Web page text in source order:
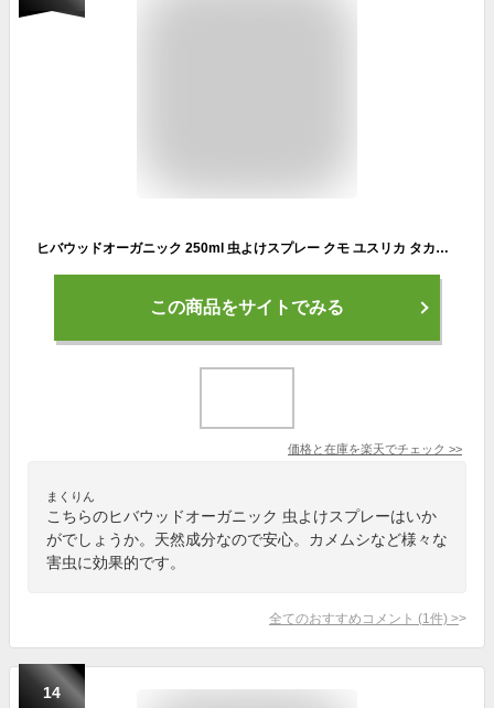
ヒバウッドオーガニック 250ml 虫よけスプレー クモ ユスリカ タカラダニ チョウバエ カメムシ
この商品をサイトでみる
価格と在庫を楽天でチェック >>
まくりん
こちらのヒバウッドオーガニック 虫よけスプレーはいか
がでしょうか。天然成分なので安心。カメムシなど様々な
害虫に効果的です。
全てのおすすめコメント (1 件) >
14